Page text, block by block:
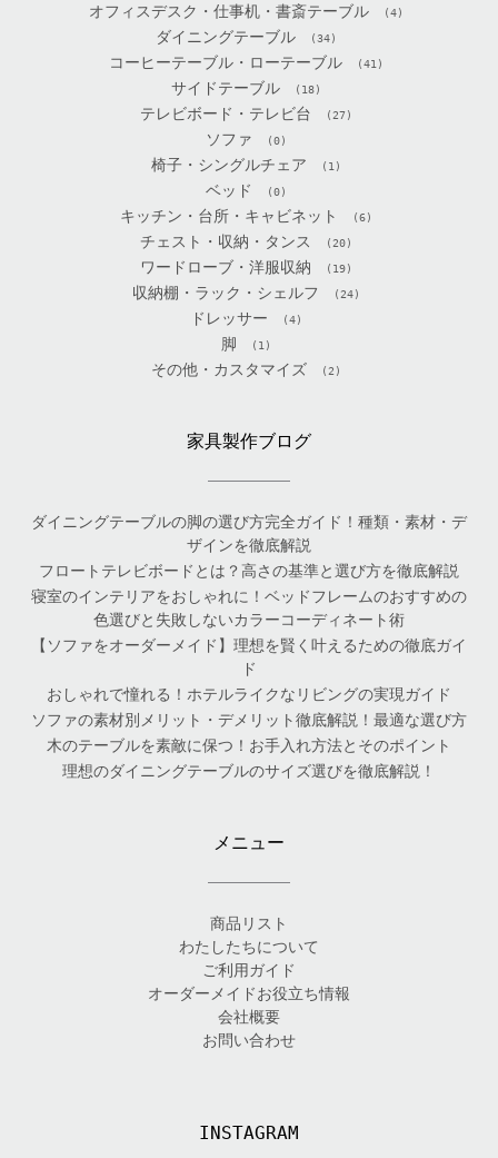
オフィスデスク・仕事机・書斎テーブル (4)
ダイニングテーブル (34)
コーヒーテーブル・ローテーブル (41)
サイドテーブル (18)
テレビボード・テレビ台 (27)
ソファ (0)
椅子・シングルチェア (1)
ベッド (0)
キッチン・台所・キャビネット (6)
チェスト・収納・タンス (20)
ワードローブ・洋服収納 (19)
収納棚・ラック・シェルフ (24)
ドレッサー (4)
脚 (1)
その他・カスタマイズ (2)
家具製作ブログ
ダイニングテーブルの脚の選び方完全ガイド！種類・素材・デ
ザインを徹底解説
フロートテレビボードとは？高さの基準と選び方を徹底解説
寝室のインテリアをおしゃれに！ベッドフレームのおすすめの
色選びと失敗しないカラーコーディネート術
【ソファをオーダーメイド】理想を賢く叶えるための徹底ガイ
ド
おしゃれで憧れる！ホテルライクなリビングの実現ガイド
ソファの素材別メリット・デメリット徹底解説！最適な選び方
木のテーブルを素敵に保つ！お手入れ方法とそのポイント
理想のダイニングテーブルのサイズ選びを徹底解説！
メニュー
商品リスト
わたしたちについて
ご利用ガイド
オーダーメイドお役立ち情報
会社概要
お問い合わせ
INSTAGRAM